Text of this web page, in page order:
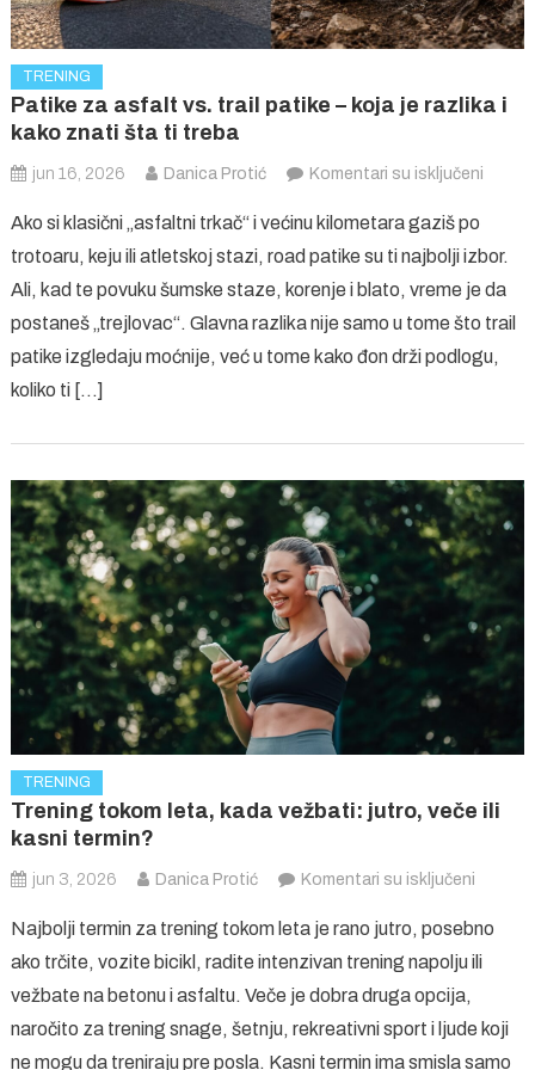
TRENING
Patike za asfalt vs. trail patike – koja je razlika i
kako znati šta ti treba
jun 16, 2026 Danica Protić Komentari su isključenina
asfalt
vs.
trail
patike
je
i
kako
šta
ti
treba
Ako si klasični „asfaltni trkač“ i većinu kilometara gaziš po
trotoaru, keju ili atletskoj stazi, road patike su ti najbolji izbor.
Ali, kad te povuku šumske staze, korenje i blato, vreme je da
postaneš „trejlovac“. Glavna razlika nije samo u tome što trail
patike izgledaju moćnije, već u tome kako đon drži podlogu,
koliko ti […]
TRENING
Trening tokom leta, kada vežbati: jutro, veče ili
kasni termin?
jun 3, 2026 Danica Protić Komentari su isključenina
tokom
leta,
vežbati:
jutro,
Najbolji termin za trening tokom leta je rano jutro, posebno
ako trčite, vozite bicikl, radite intenzivan trening napolju ili
vežbate na betonu i asfaltu. Veče je dobra druga opcija,
naročito za trening snage, šetnju, rekreativni sport i ljude koji
ne mogu da treniraju pre posla. Kasni termin ima smisla samo